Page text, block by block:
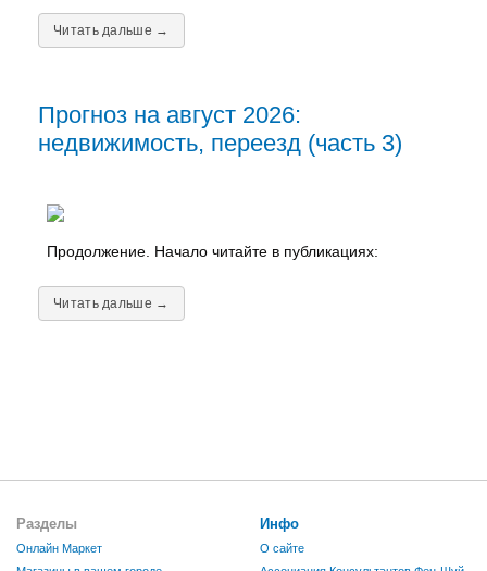
Читать дальше →
Прогноз на август 2026:
недвижимость, переезд (часть 3)
Продолжение. Начало читайте в публикациях:
Читать дальше →
Разделы
Онлайн Маркет
Инфо
О сайте